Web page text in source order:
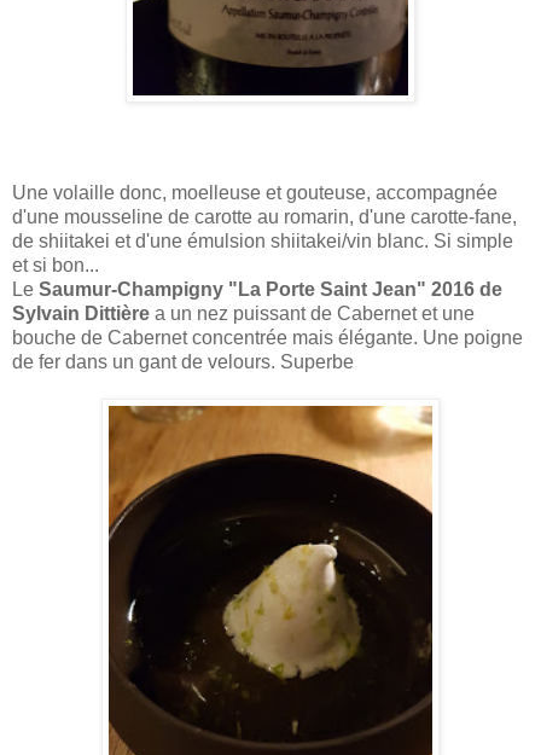
Une volaille donc, moelleuse et gouteuse, accompagnée
d'une mousseline de carotte au romarin, d'une carotte-fane,
de shiitakei et d'une émulsion shiitakei/vin blanc. Si simple
et si bon...
Le Saumur-Champigny "La Porte Saint Jean" 2016 de
Sylvain Dittière a un nez puissant de Cabernet et une
bouche de Cabernet concentrée mais élégante. Une poigne
de fer dans un gant de velours. Superbe